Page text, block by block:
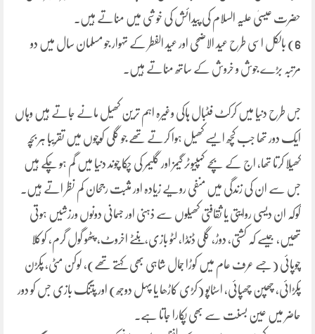
حضرت عیسیٰ علیہ السلام کی پیدائش کی خوشی میں مناتے ہیں۔
6) بالکل اسی طرح عید الاضحی اور عید الفطر کے تہوار جو مسلمان سال میں دو
مرتبہ بڑے جوش و خروش کے ساتھ مناتے ہیں۔
جس طرح دنیا میں کرکٹ فٹبال ہاکی وغیرہ اہم ترین کھیل مانے جاتے ہیں وہاں
ایک دور تھا جب کچھ ایسے کھیل ہوا کرتے تھے جو گلی کوچوں میں تقریبا ہر بچہ
کھیلا کرتا تھا، اج کے بچے کمپیوٹر گیمز اور گلیمر کی چکا چوند دنیا میں گم ہو چکے ہیں
جس سے ان کی زندگی میں منفی رویے زیادہ اور مثبت رجحان کم نظر اتے ہیں۔
گوکہ ان دیسی روایتی یا ثقافتی کھیلوں سے ذہنی اور جسمانی دونوں ورزشیں ہوتی
تھیں، جیسے کہ کشتی، دوڑ، گلی ڈنڈا، لٹو بازی،بنٹے اخروٹ، پٹھو گول گرم، کوکلا
چوپائی (جسے عرف عام میں کوڑا جمال شاہی بھی کہتے تھے)، لوکن مٹی، پکڑن
پکڑائی، چھپن چھپائی، اسٹاپو (کڑی کاڑھا یا پہل دوجھ) اور پتنگ بازی جس کو دور
حاضر میں عین بسنت سے بھی پکارا جاتا ہے۔